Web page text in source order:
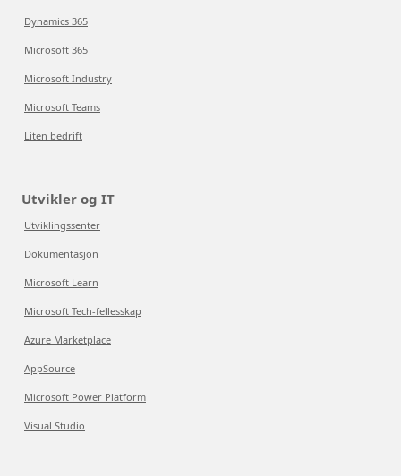
Dynamics 365
Microsoft 365
Microsoft Industry
Microsoft Teams
Liten bedrift
Utvikler og IT
Utviklingssenter
Dokumentasjon
Microsoft Learn
Microsoft Tech-fellesskap
Azure Marketplace
AppSource
Microsoft Power Platform
Visual Studio